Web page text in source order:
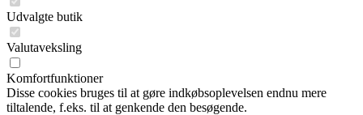
Udvalgte butik
Valutaveksling
Komfortfunktioner
Disse cookies bruges til at gøre indkøbsoplevelsen endnu mere
tiltalende, f.eks. til at genkende den besøgende.